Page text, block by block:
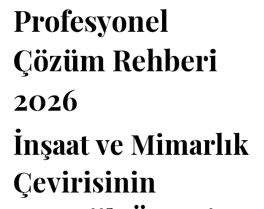
Profesyonel
Çözüm Rehberi
2026
İnşaat ve Mimarlık
Çevirisinin